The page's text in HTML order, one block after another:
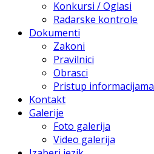
Konkursi / Oglasi
Radarske kontrole
Dokumenti
Zakoni
Pravilnici
Obrasci
Pristup informacijama
Kontakt
Galerije
Foto galerija
Video galerija